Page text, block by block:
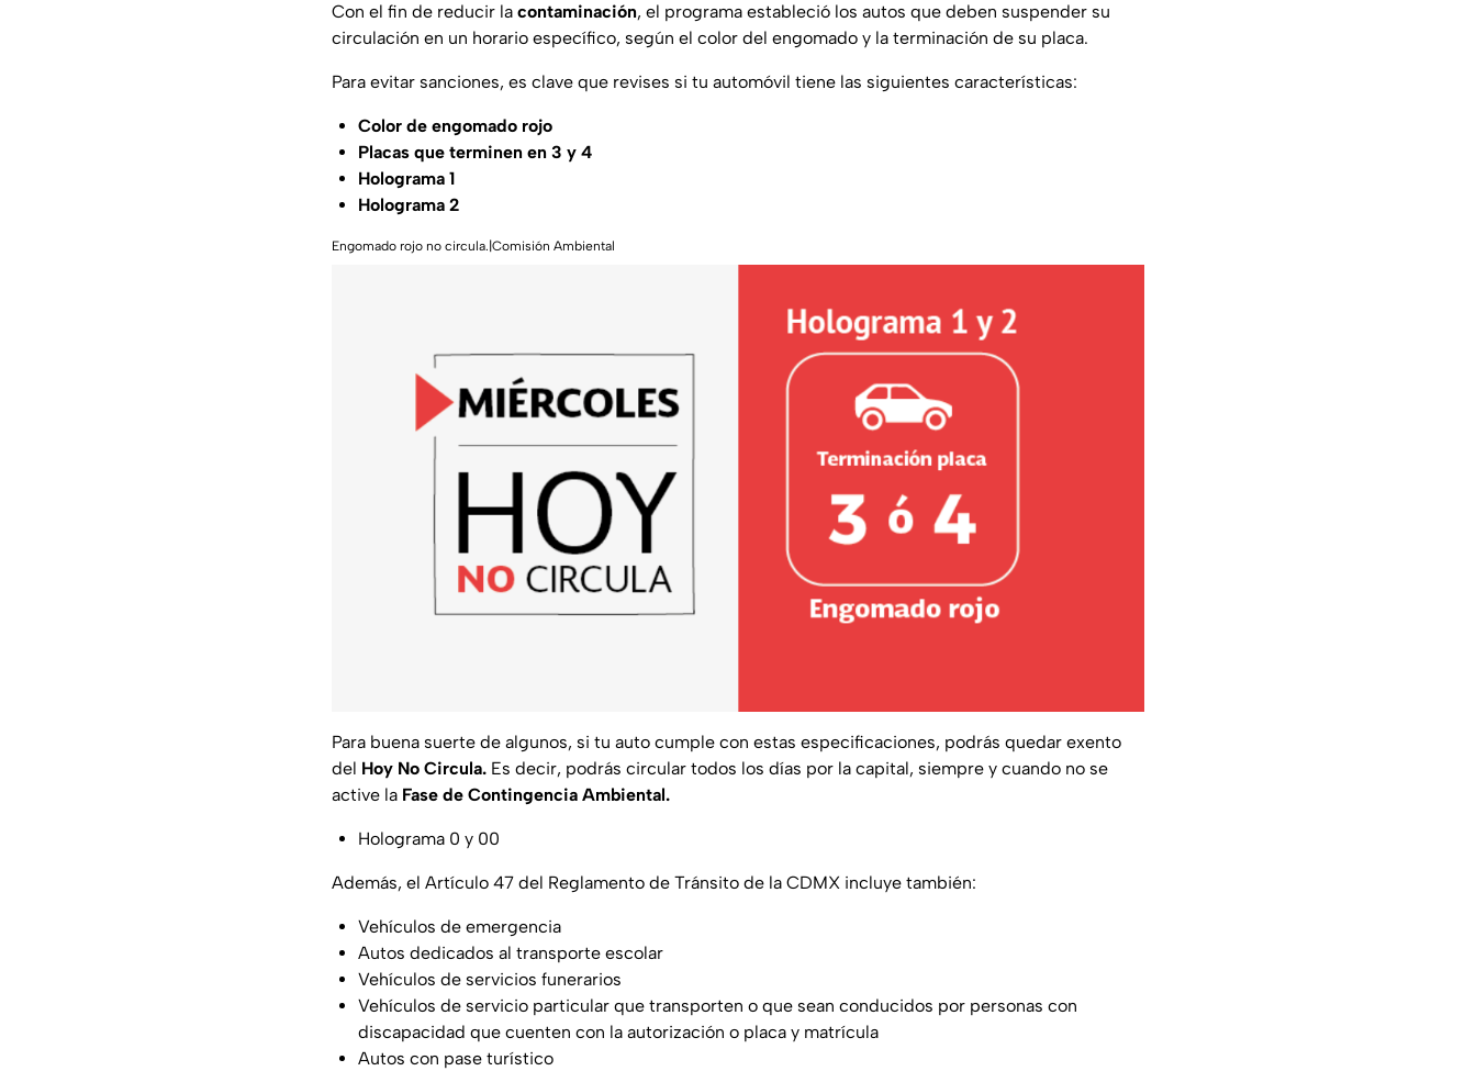
Con el fin de reducir la contaminación, el programa estableció los autos que deben suspender su
circulación en un horario específico, según el color del engomado y la terminación de su placa.
Para evitar sanciones, es clave que revises si tu automóvil tiene las siguientes características:
Color de engomado rojo
Placas que terminen en 3 y 4
Holograma 1
Holograma 2
Engomado rojo no circula.|Comisión Ambiental
Para buena suerte de algunos, si tu auto cumple con estas especificaciones, podrás quedar exento
del Hoy No Circula. Es decir, podrás circular todos los días por la capital, siempre y cuando no se
active la Fase de Contingencia Ambiental.
Holograma 0 y 00
Además, el Artículo 47 del Reglamento de Tránsito de la CDMX incluye también:
Vehículos de emergencia
Autos dedicados al transporte escolar
Vehículos de servicios funerarios
Vehículos de servicio particular que transporten o que sean conducidos por personas con
discapacidad que cuenten con la autorización o placa y matrícula
Autos con pase turístico